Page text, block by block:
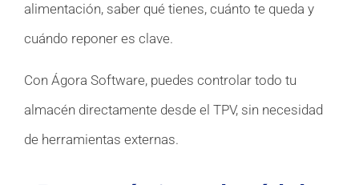
alimentación, saber qué tienes, cuánto te queda y
cuándo reponer es clave.
Con Ágora Software, puedes controlar todo tu
almacén directamente desde el TPV, sin necesidad
de herramientas externas.